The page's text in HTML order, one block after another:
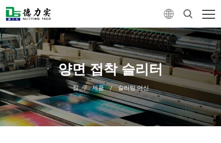
양면 접착 슬리터
집 / 제품 / 슬리팅 머신
0